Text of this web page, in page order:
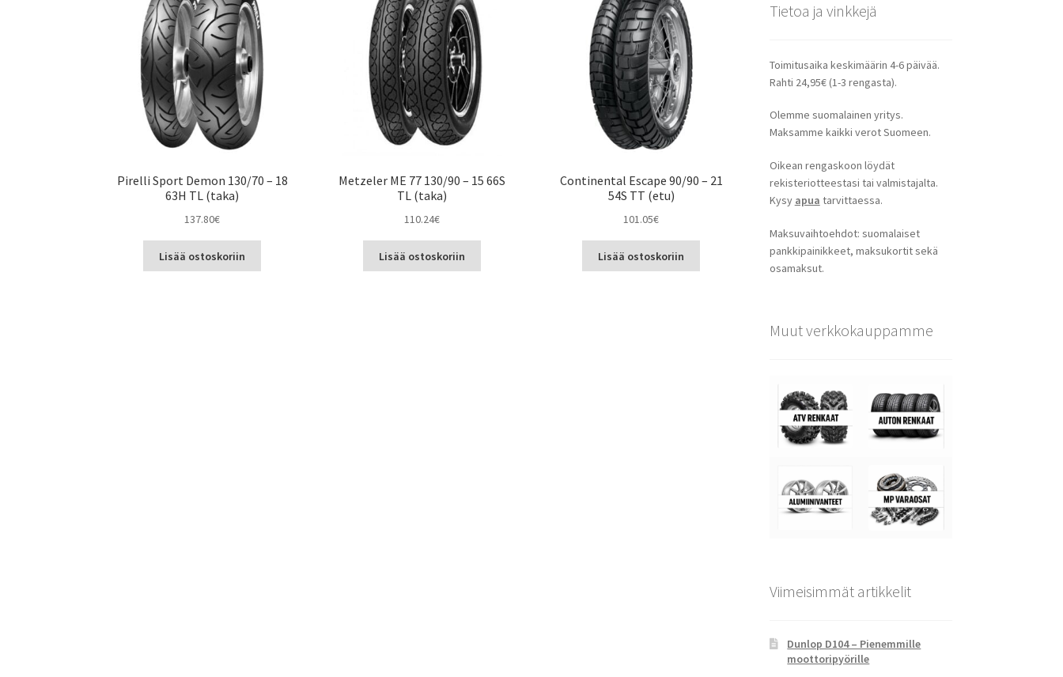
Pirelli Sport Demon 130/70 – 18
63H TL (taka)
137.80€
Lisää ostoskoriin
Metzeler ME 77 130/90 – 15 66S
TL (taka)
110.24€
Lisää ostoskoriin
Continental Escape 90/90 – 21
54S TT (etu)
101.05€
Lisää ostoskoriin
Tietoa ja vinkkejä
Toimitusaika keskimäärin 4-6 päivää.
Rahti 24,95€ (1-3 rengasta).
Olemme suomalainen yritys.
Maksamme kaikki verot Suomeen.
Oikean rengaskoon löydät
rekisteriotteestasi tai valmistajalta.
Kysy apua tarvittaessa.
Maksuvaihtoehdot: suomalaiset
pankkipainikkeet, maksukortit sekä
osamaksut.
Muut verkkokauppamme
Viimeisimmät artikkelit
Dunlop D104 – Pienemmille
moottoripyörille